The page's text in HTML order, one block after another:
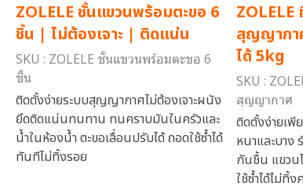
ZOLELE ชั้นแขวนพร้อมตะขอ 6
ชิ้น | ไม่ต้องเจาะ | ติดแน่น
SKU : ZOLELE ชั้นแขวนพร้อมตะขอ 6
ชิ้น
ติดตั้งง่ายระบบสุญญากาศไม่ต้องเจาะผนัง
ยึดติดแน่นทนทาน ทนคราบมันในครัวและ
น้ำในห้องน้ำ ตะขอเลื่อนปรับได้ ถอดใช้ซ้ำได้
ทันทีไม่ทิ้งรอย
สุญญากา
ได้ 5kg
SKU :
สุญญากาศ
ติดตั้งง่ายเ
หนาและบาง
กันชื้น แขวน
ใช้ซ้ำได้ไม่ทิ้ง